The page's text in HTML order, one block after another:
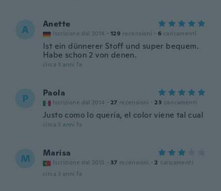
A Anette
Iscrizione dal 2014 · 129 recensioni · 6 caricamenti
Ist ein dünnerer Stoff und super bequem.
Habe schon 2 von denen.
circa 3 anni fa
P Paola
Iscrizione dal 2014 · 27 recensioni · 23 caricamenti
Justo como lo quería, el color viene tal cual
circa 3 anni fa
M Marisa
Iscrizione dal 2015 · 37 recensioni · 2 caricamenti
circa 3 anni fa